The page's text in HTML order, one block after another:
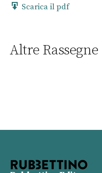
Scarica il pdf
Altre Rassegne